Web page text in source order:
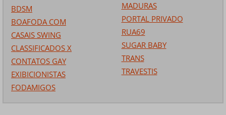
BDSM
BOAFODA COM
CASAIS SWING
CLASSIFICADOS X
CONTATOS GAY
EXIBICIONISTAS
FODAMIGOS
MADURAS
PORTAL PRIVADO
RUA69
SUGAR BABY
TRANS
TRAVESTIS